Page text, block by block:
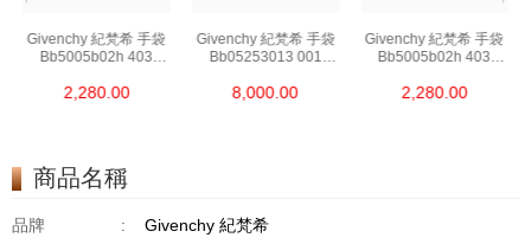
Givenchy 紀梵希 手袋
Bb5005b02h 403
2,280.00
Givenchy 紀梵希 手袋
Bb05253013 001
8,000.00
Givenchy 紀梵希 手袋
Bb5005b02h 403
2,280.00
商品名稱
品牌 : Givenchy 紀梵希